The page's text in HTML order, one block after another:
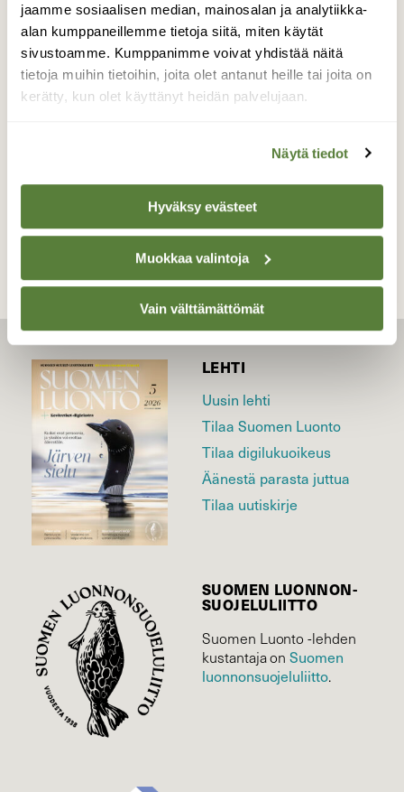
jaamme sosiaalisen median, mainosalan ja analytiikka-
alan kumppaneillemme tietoja siitä, miten käytät
sivustoamme. Kumppanimme voivat yhdistää näitä
tietoja muihin tietoihin, joita olet antanut heille tai joita on
kerätty, kun olet käyttänyt heidän palvelujaan.
Näytä tiedot
Hyväksy evästeet
Muokkaa valintoja
Vain välttämättömät
Metsäkurjenpolvi
Kesäkuun kukkaloistoa.
Valokuvaaja: Tarja Naukkarinen, Savitaipale
TAKAISIN LISTAAN
LEHTI
Uusin lehti
Tilaa Suomen Luonto
Tilaa digilukuoikeus
Äänestä parasta juttua
Tilaa uutiskirje
SUOMEN LUONNON­
SUOJELU­LIITTO
Suomen Luonto -lehden
kustantaja onSuomen
luonnonsuojelu­liitto.